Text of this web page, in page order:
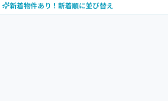
新着物件あり！新着順に並び替え